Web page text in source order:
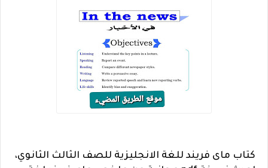
كتاب ماى فريند للغة الانجليزية للصف الثالث الثانوي،